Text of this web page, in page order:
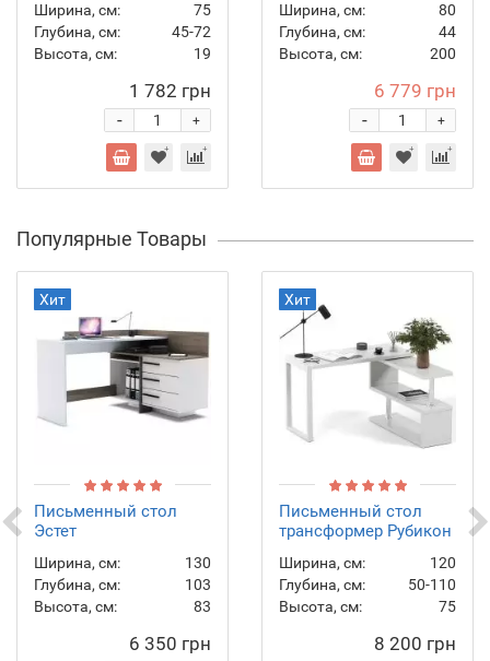
Ширина, см:
75
Глубина, см:
45-72
Высота, см:
19
1 782 грн
+
-
Ширина, см:
80
Глубина, см:
44
Высота, см:
200
6 779 грн
+
-
Популярные Товары
Хит
Письменный стол
Эстет
Ширина, см:
130
Глубина, см:
103
Высота, см:
83
6 350 грн
Хит
Письменный стол
трансформер Рубикон
Ширина, см:
120
Глубина, см:
50-110
Высота, см:
75
8 200 грн